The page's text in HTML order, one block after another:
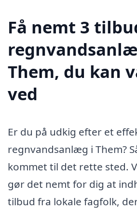
Få nemt 3
Them, du kan
ved
Er du på udkig efter et
regnvandsanlæg i Them?
kommet til det rette sted.
gør det nemt for dig at
tilbud fra lokale fagfolk,